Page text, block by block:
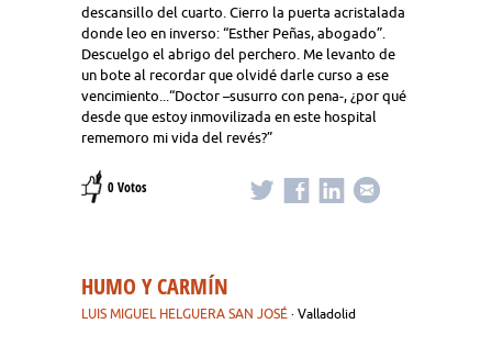
descansillo del cuarto. Cierro la puerta acristalada
donde leo en inverso: “Esther Peñas, abogado”.
Descuelgo el abrigo del perchero. Me levanto de
un bote al recordar que olvidé darle curso a ese
vencimiento...“Doctor –susurro con pena-, ¿por qué
desde que estoy inmovilizada en este hospital
rememoro mi vida del revés?”
0 Votos
HUMO Y CARMÍN
LUIS MIGUEL HELGUERA SAN JOSÉ · Valladolid